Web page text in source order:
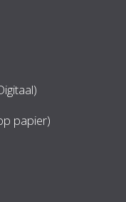
papier)